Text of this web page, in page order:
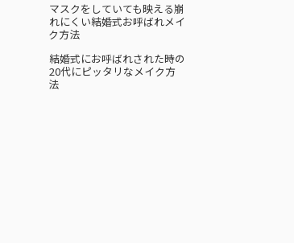
マスクをしていても映える崩
れにくい結婚式お呼ばれメイ
ク方法
結婚式にお呼ばれされた時の
20代にピッタリなメイク方
法